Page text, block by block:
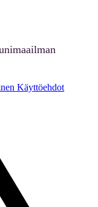
Käyttöehdot